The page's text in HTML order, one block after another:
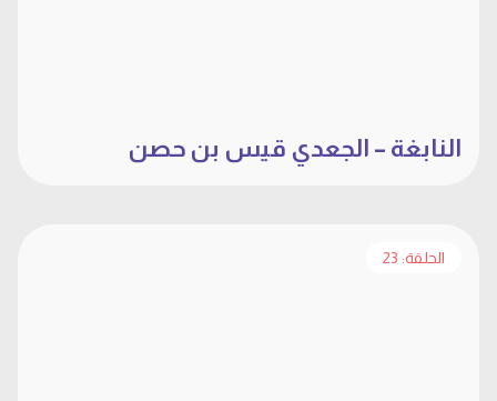
النابغة – الجعدي قيس بن حصن
الحلقة: 23